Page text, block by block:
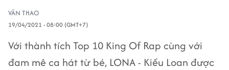
VĂN THAO
19/04/2021 - 08:00 (GMT+7)
Với thành tích Top 10 King Of Rap cùng với
đam mê ca hát từ bé, LONA - Kiều Loan được